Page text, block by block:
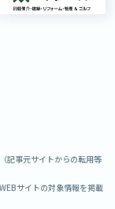
記事元サイトからの転用等
サイトの対象情報を掲載